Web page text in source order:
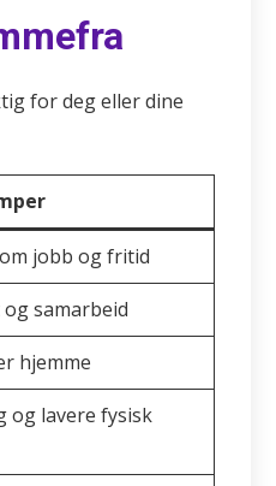
for deg eller dine
jobb og fritid
samarbeid
hjemme
og lavere fysisk